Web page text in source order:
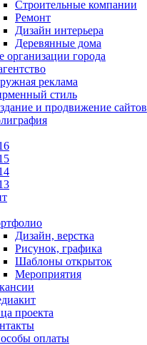
Строительные компании
Ремонт
Дизайн интерьера
Деревянные дома
организации города
реклама
стиль
и продвижение сайтов
Дизайн, верстка
Рисунок, графика
Шаблоны открыток
Мероприятия
проекта
оплаты